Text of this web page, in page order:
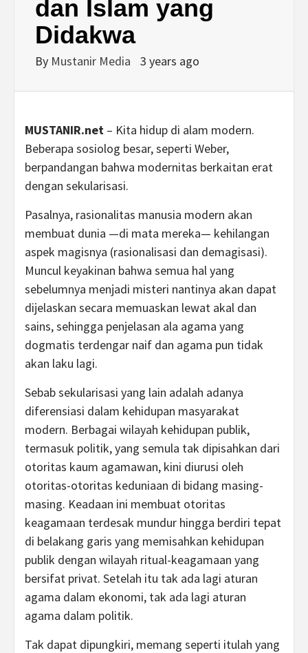
dan Islam yang
Didakwa
By Mustanir Media 3 years ago
MUSTANIR.net – Kita hidup di alam modern.
Beberapa sosiolog besar, seperti Weber,
berpandangan bahwa modernitas berkaitan erat
dengan sekularisasi.
Pasalnya, rasionalitas manusia modern akan
membuat dunia —di mata mereka— kehilangan
aspek magisnya (rasionalisasi dan demagisasi).
Muncul keyakinan bahwa semua hal yang
sebelumnya menjadi misteri nantinya akan dapat
dijelaskan secara memuaskan lewat akal dan
sains, sehingga penjelasan ala agama yang
dogmatis terdengar naif dan agama pun tidak
akan laku lagi.
Sebab sekularisasi yang lain adalah adanya
diferensiasi dalam kehidupan masyarakat
modern. Berbagai wilayah kehidupan publik,
termasuk politik, yang semula tak dipisahkan dari
otoritas kaum agamawan, kini diurusi oleh
otoritas-otoritas keduniaan di bidang masing-
masing. Keadaan ini membuat otoritas
keagamaan terdesak mundur hingga berdiri tepat
di belakang garis yang memisahkan kehidupan
publik dengan wilayah ritual-keagamaan yang
bersifat privat. Setelah itu tak ada lagi aturan
agama dalam ekonomi, tak ada lagi aturan
agama dalam politik.
Tak dapat dipungkiri, memang seperti itulah yang